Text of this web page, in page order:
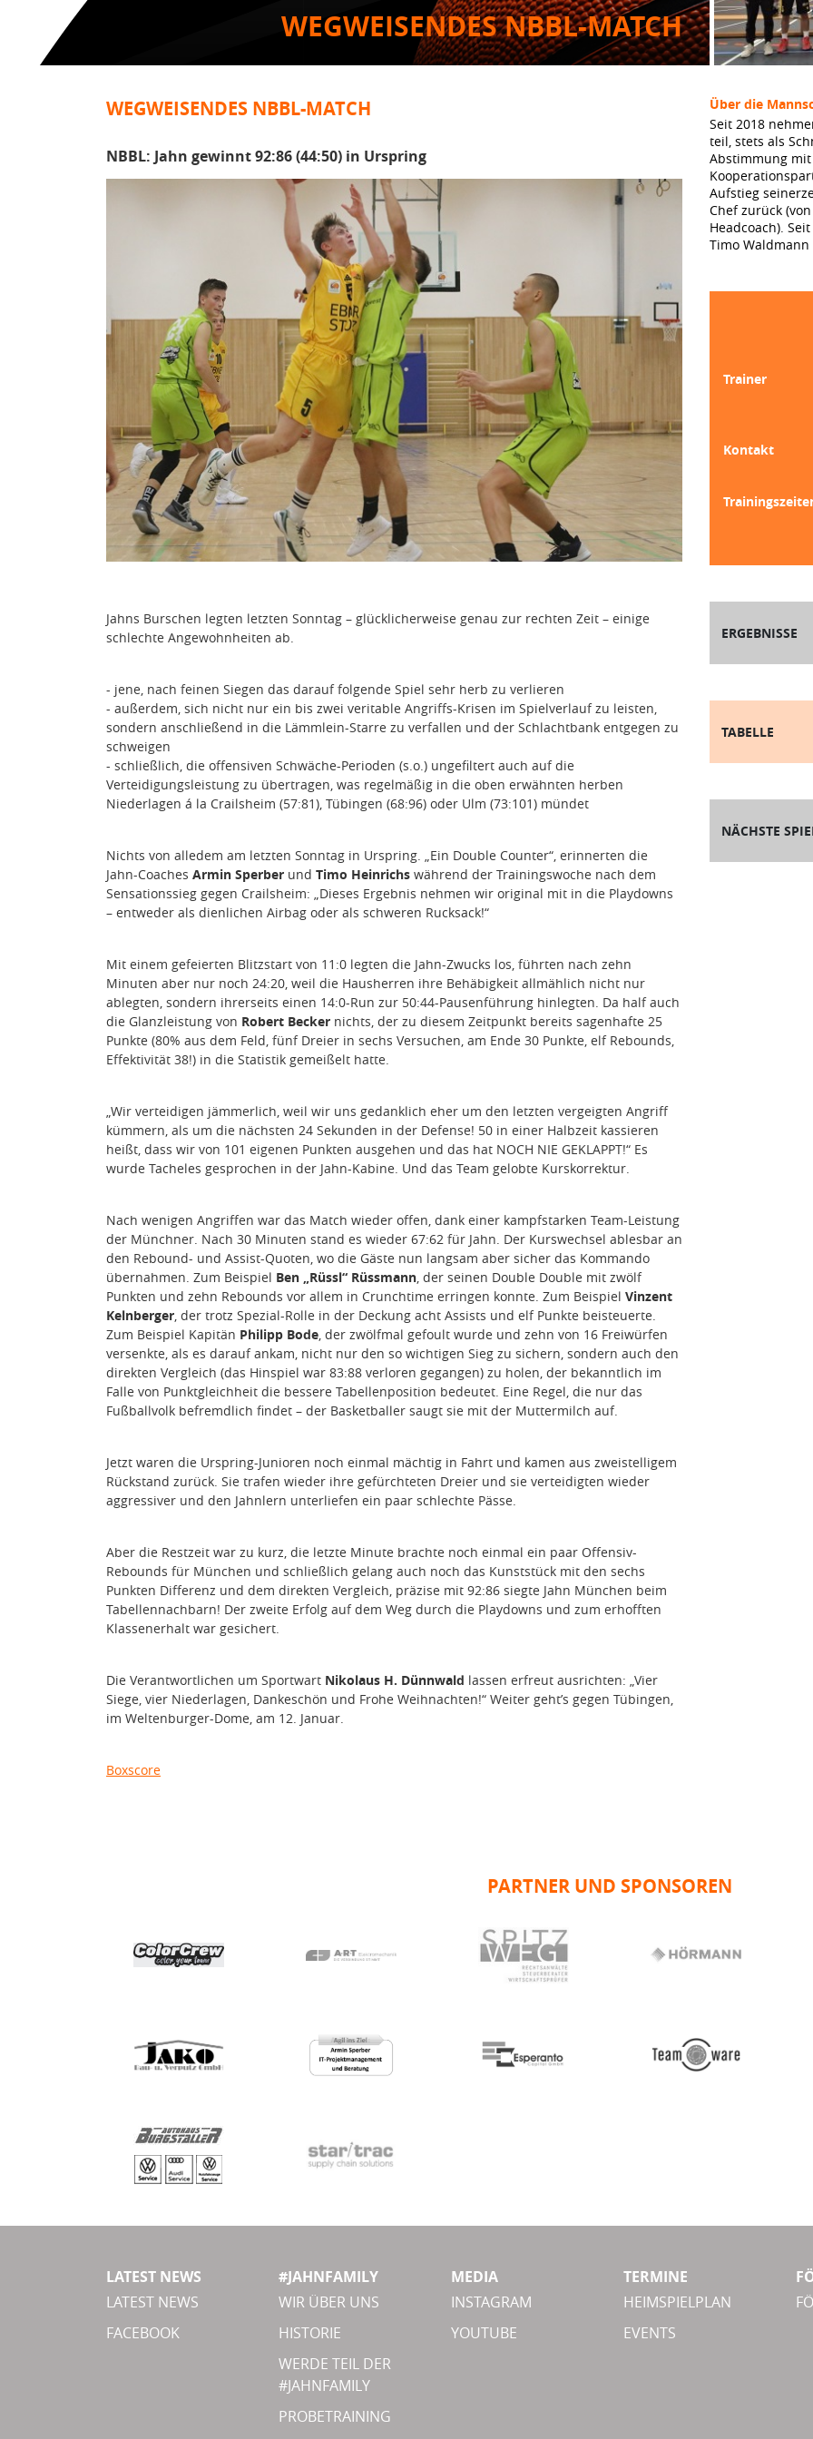
WEGWEISENDES NBBL-MATCH
WEGWEISENDES NBBL-MATCH
NBBL: Jahn gewinnt 92:86 (44:50) in Urspring
Jahns Burschen legten letzten Sonntag – glücklicherweise genau zur rechten Zeit – einige
schlechte Angewohnheiten ab.
- jene, nach feinen Siegen das darauf folgende Spiel sehr herb zu verlieren
- außerdem, sich nicht nur ein bis zwei veritable Angriffs-Krisen im Spielverlauf zu leisten,
sondern anschließend in die Lämmlein-Starre zu verfallen und der Schlachtbank entgegen zu
schweigen
- schließlich, die offensiven Schwäche-Perioden (s.o.) ungefiltert auch auf die
Verteidigungsleistung zu übertragen, was regelmäßig in die oben erwähnten herben
Niederlagen á la Crailsheim (57:81), Tübingen (68:96) oder Ulm (73:101) mündet
Nichts von alledem am letzten Sonntag in Urspring. „Ein Double Counter“, erinnerten die
Jahn-Coaches Armin Sperber und Timo Heinrichs während der Trainingswoche nach dem
Sensationssieg gegen Crailsheim: „Dieses Ergebnis nehmen wir original mit in die Playdowns
– entweder als dienlichen Airbag oder als schweren Rucksack!“
Mit einem gefeierten Blitzstart von 11:0 legten die Jahn-Zwucks los, führten nach zehn
Minuten aber nur noch 24:20, weil die Hausherren ihre Behäbigkeit allmählich nicht nur
ablegten, sondern ihrerseits einen 14:0-Run zur 50:44-Pausenführung hinlegten. Da half auch
die Glanzleistung von Robert Becker nichts, der zu diesem Zeitpunkt bereits sagenhafte 25
Punkte (80% aus dem Feld, fünf Dreier in sechs Versuchen, am Ende 30 Punkte, elf Rebounds,
Effektivität 38!) in die Statistik gemeißelt hatte.
„Wir verteidigen jämmerlich, weil wir uns gedanklich eher um den letzten vergeigten Angriff
kümmern, als um die nächsten 24 Sekunden in der Defense! 50 in einer Halbzeit kassieren
heißt, dass wir von 101 eigenen Punkten ausgehen und das hat NOCH NIE GEKLAPPT!“ Es
wurde Tacheles gesprochen in der Jahn-Kabine. Und das Team gelobte Kurskorrektur.
Nach wenigen Angriffen war das Match wieder offen, dank einer kampfstarken Team-Leistung
der Münchner. Nach 30 Minuten stand es wieder 67:62 für Jahn. Der Kurswechsel ablesbar an
den Rebound- und Assist-Quoten, wo die Gäste nun langsam aber sicher das Kommando
übernahmen. Zum Beispiel Ben „Rüssl“ Rüssmann, der seinen Double Double mit zwölf
Punkten und zehn Rebounds vor allem in Crunchtime erringen konnte. Zum Beispiel Vinzent
Kelnberger, der trotz Spezial-Rolle in der Deckung acht Assists und elf Punkte beisteuerte.
Zum Beispiel Kapitän Philipp Bode, der zwölfmal gefoult wurde und zehn von 16 Freiwürfen
versenkte, als es darauf ankam, nicht nur den so wichtigen Sieg zu sichern, sondern auch den
direkten Vergleich (das Hinspiel war 83:88 verloren gegangen) zu holen, der bekanntlich im
Falle von Punktgleichheit die bessere Tabellenposition bedeutet. Eine Regel, die nur das
Fußballvolk befremdlich findet – der Basketballer saugt sie mit der Muttermilch auf.
Jetzt waren die Urspring-Junioren noch einmal mächtig in Fahrt und kamen aus zweistelligem
Rückstand zurück. Sie trafen wieder ihre gefürchteten Dreier und sie verteidigten wieder
aggressiver und den Jahnlern unterliefen ein paar schlechte Pässe.
Aber die Restzeit war zu kurz, die letzte Minute brachte noch einmal ein paar Offensiv-
Rebounds für München und schließlich gelang auch noch das Kunststück mit den sechs
Punkten Differenz und dem direkten Vergleich, präzise mit 92:86 siegte Jahn München beim
Tabellennachbarn! Der zweite Erfolg auf dem Weg durch die Playdowns und zum erhofften
Klassenerhalt war gesichert.
Die Verantwortlichen um Sportwart Nikolaus H. Dünnwald lassen erfreut ausrichten: „Vier
Siege, vier Niederlagen, Dankeschön und Frohe Weihnachten!“ Weiter geht’s gegen Tübingen,
im Weltenburger-Dome, am 12. Januar.
Boxscore
Über die
Seit 2018
teil, stets als
Abstimmung
Aufstieg
Chef zurück
Headcoach).
Timo
Trainer
Kontakt
ERGEBNISSE
TABELLE
NÄCHSTE
PARTNER UND SPONSOREN
LATEST NEWS
LATEST NEWS
FACEBOOK
#JAHNFAMILY
WIR ÜBER UNS
HISTORIE
WERDE TEIL DER
#JAHNFAMILY
PROBETRAINING
MEDIA
INSTAGRAM
YOUTUBE
TERMINE
HEIMSPIELPLAN
EVENTS